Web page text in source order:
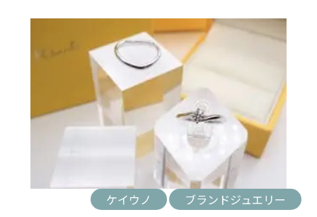
ケイウノ ブランドジュエリー